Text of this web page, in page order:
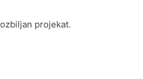
projekat.